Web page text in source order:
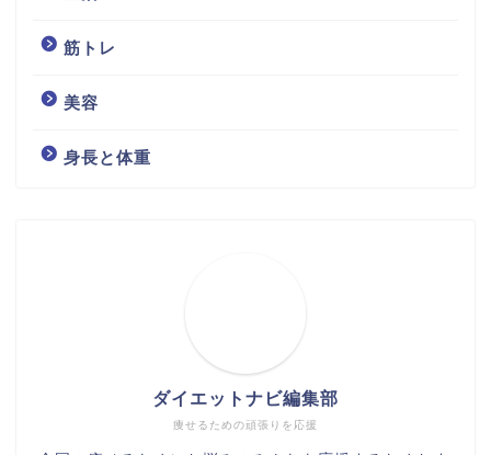
筋トレ
美容
身長と体重
痩せるための頑張りを応援
ダイエットナビ編集部